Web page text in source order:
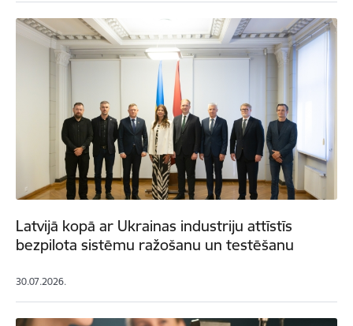
Latvijā kopā ar Ukrainas industriju attīstīs
bezpilota sistēmu ražošanu un testēšanu
30.07.2026.